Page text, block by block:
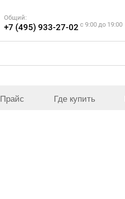
Общий:
+7 (495) 933-27-02 c 9:00 до 19:00
Прайс Где купить